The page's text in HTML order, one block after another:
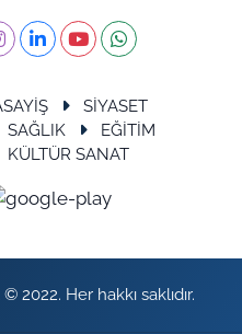
SİYASET
SAĞLIK
EĞİTİM
KÜLTÜR SANAT
2022. Her hakkı saklıdır.